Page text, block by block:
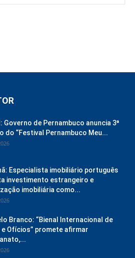
Governo de Pernambuco anuncia 3ª
do “Festival Pernambuco Meu...
Especialista imobiliário português
investimento estrangeiro e
imobiliária como...
Branco: “Bienal Internacional de
Ofícios” promete afirmar